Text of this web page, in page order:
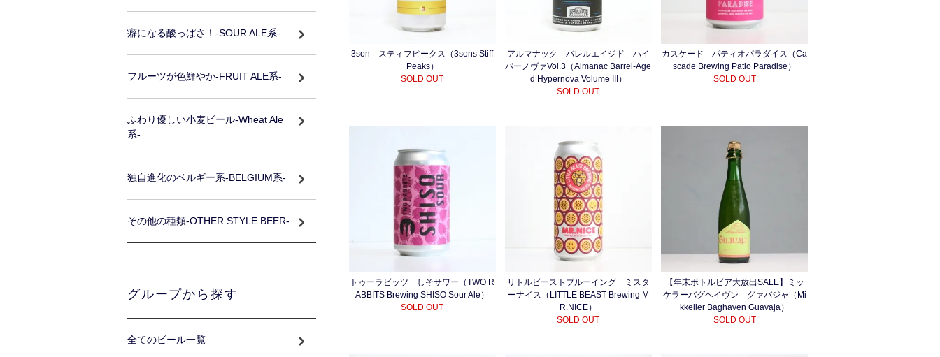
3son スティフピークス（3sons Stiff
Peaks）
SOLD OUT
アルマナック バレルエイジド ハイ
パーノヴァVol.3（Almanac Barrel-Age
d Hypernova Volume III）
SOLD OUT
カスケード パティオパラダイス（Ca
scade Brewing Patio Paradise）
SOLD OUT
トゥーラビッツ しそサワー（TWO R
ABBITS Brewing SHISO Sour Ale）
SOLD OUT
リトルビーストブルーイング ミスタ
ーナイス（LITTLE BEAST Brewing M
R.NICE）
SOLD OUT
【年末ボトルビア大放出SALE】ミッ
ケラーバグヘイヴン グァバジャ（Mi
kkeller Baghaven Guavaja）
SOLD OUT
癖になる酸っぱさ！-SOUR ALE系-
フルーツが色鮮やか-FRUIT ALE系-
ふわり優しい小麦ビール-Wheat Ale
系-
独自進化のベルギー系-BELGIUM系-
その他の種類-OTHER STYLE BEER-
グループから探す
全てのビール一覧